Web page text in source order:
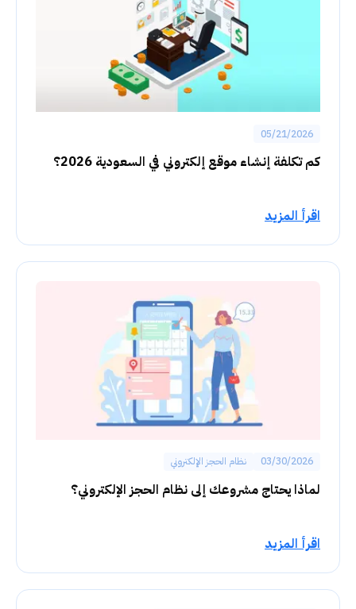
05/21/2026
كم تكلفة إنشاء موقع إلكتروني في السعودية 2026؟
اقرأ المزيد
03/30/2026 نظام الحجز الإلكتروني
لماذا يحتاج مشروعك إلى نظام الحجز الإلكتروني؟
اقرأ المزيد